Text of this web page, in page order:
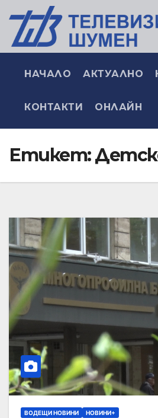
НАЧАЛО АКТУАЛНО
КОНТАКТИ ОНЛАЙН
Етикет:
ВОДЕЩИ НОВИНИ НОВИНИ+